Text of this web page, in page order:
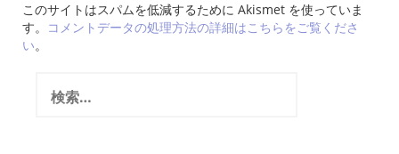
このサイトはスパムを低減するために Akismet を使っていま
す。 コメントデータの処理方法の詳細はこちらをご覧くださ
い。